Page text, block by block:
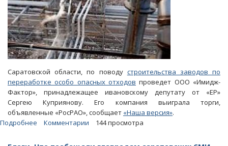
Саратовской области, по поводу строительства заводов по
переработке особо опасных отходов проведет ООО «Имидж-
Фактор», принадлежащее ивановскому депутату от «ЕР»
Сергею Куприянову. Его компания выиграла торги,
объявленные «РосРАО», сообщает «Наша версия».
Подробнее
саратовцев
Комментарии 144 просмотра